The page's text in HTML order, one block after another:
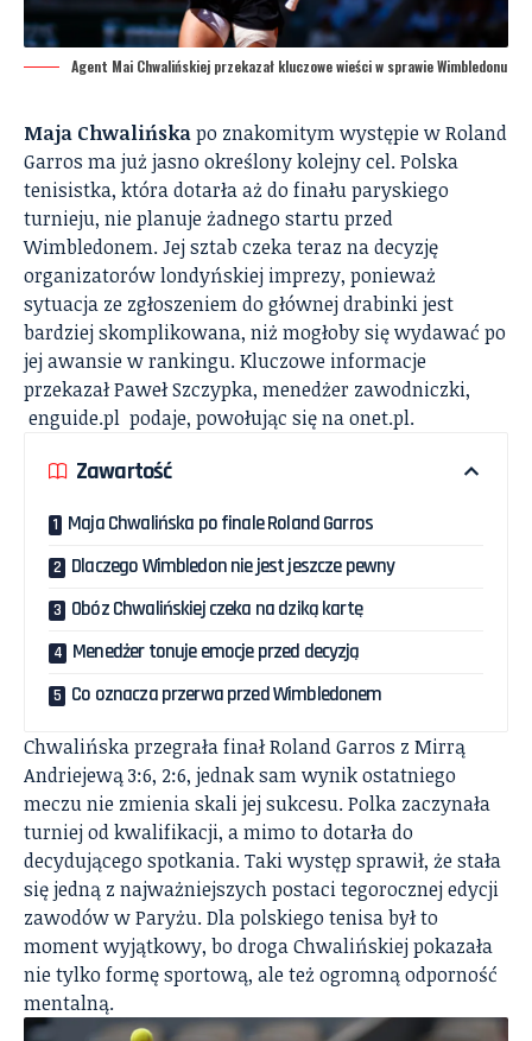
Agent Mai Chwalińskiej przekazał kluczowe wieści w sprawie Wimbledonu
Maja Chwalińskapo znakomitym występie w Roland
Garros ma już jasno określony kolejny cel. Polska
tenisistka, która dotarła aż do finału paryskiego
turnieju, nie planuje żadnego startu przed
Wimbledonem. Jej sztab czeka teraz na decyzję
organizatorów londyńskiej imprezy, ponieważ
sytuacja ze zgłoszeniem do głównej drabinki jest
bardziej skomplikowana, niż mogłoby się wydawać po
jej awansie w rankingu. Kluczowe informacje
przekazał Paweł Szczypka, menedżer zawodniczki,
enguide.pl podaje, powołując się naonet.pl.
Zawartość
Maja Chwalińska po finale Roland Garros
Dlaczego Wimbledon nie jest jeszcze pewny
Obóz Chwalińskiej czeka na dziką kartę
Menedżer tonuje emocje przed decyzją
Co oznacza przerwa przed Wimbledonem
Chwalińska przegrała finał Roland Garros z Mirrą
Andriejewą 3:6, 2:6, jednak sam wynik ostatniego
meczu nie zmienia skali jej sukcesu. Polka zaczynała
turniej od kwalifikacji, a mimo to dotarła do
decydującego spotkania. Taki występ sprawił, że stała
się jedną z najważniejszych postaci tegorocznej edycji
zawodów w Paryżu. Dla polskiego tenisa był to
moment wyjątkowy, bo droga Chwalińskiej pokazała
nie tylko formę sportową, ale też ogromną odporność
mentalną.